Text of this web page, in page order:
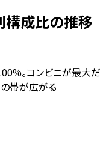
構成比の推移
。コンビニが最大だ
帯が広がる